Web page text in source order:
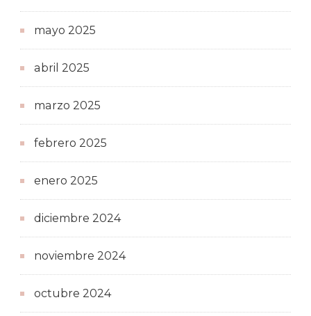
mayo 2025
abril 2025
marzo 2025
febrero 2025
enero 2025
diciembre 2024
noviembre 2024
octubre 2024